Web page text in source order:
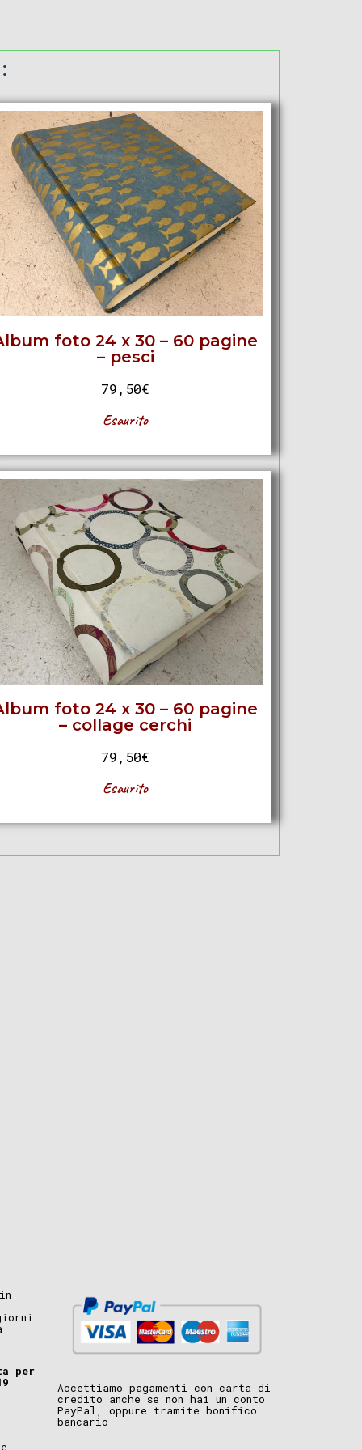
foto 24 x 30 – 60 pagine
– pesci
79,50€
Esaurito
foto 24 x 30 – 60 pagine
– collage cerchi
79,50€
Esaurito
per
Accettiamo pagamenti con carta di
credito anche se non hai un conto
PayPal, oppure tramite bonifico
bancario